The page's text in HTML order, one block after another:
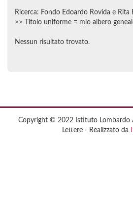
Ricerca: Fondo Edoardo Rovida e
>> Titolo uniforme = mio albero
Nessun risultato trovato.
Copyright © 2022 Istituto Lombardo
Lettere - Realizzato da